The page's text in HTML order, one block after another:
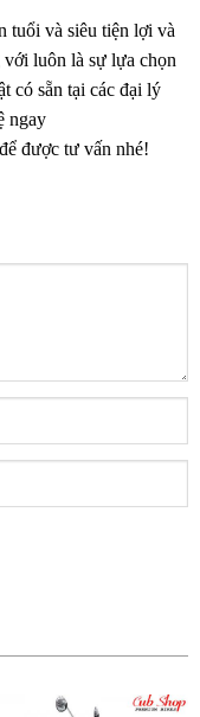
tuổi và siêu tiện lợi và
với luôn là sự lựa chọn
có sẵn tại các đại lý
ngay
để được tư vấn nhé!